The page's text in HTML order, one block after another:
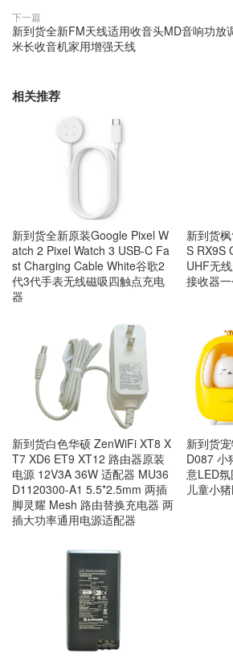
下一篇
新到货全新FM天线适用收音头MD音响功放
米长收音机家用增强天线
相关推荐
新到货全新原装Google Pixel W
atch 2 Pixel Watch 3 USB-C Fa
st Charging Cable White谷歌2
代3代手表无线磁吸四触点充电
器
新到货
S RX9S
UHF无
接收器
新到货白色华硕 ZenWiFi XT8 X
T7 XD6 ET9 XT12 路由器原装
电源 12V3A 36W 适配器 MU36
D1120300-A1 5.5*2.5mm 两插
脚灵耀 Mesh 路由替换充电器 两
插大功率通用电源适配器
新到货
D087 小
意LED
儿童小